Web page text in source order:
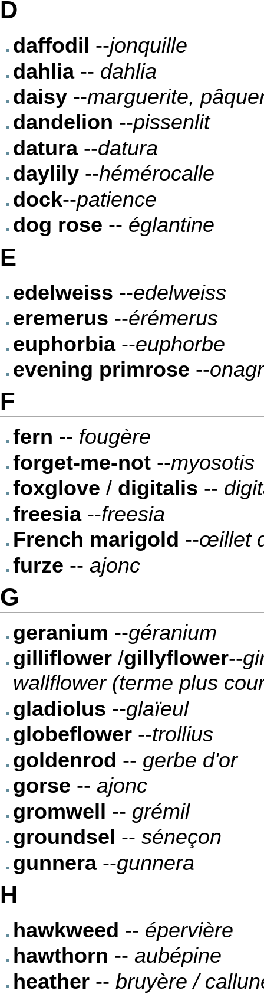
D
daffodil --jonquille
dahlia-- dahlia
daisy --marguerite,
dandelion --pissenlit
datura--datura
daylily --hémérocalle
dock--patience
dog rose -- églantine
E
edelweiss --edelweiss
eremerus --érémerus
euphorbia--euphorbe
evening primrose --
F
fern -- fougère
forget-me-not --myosotis
foxglove / digitalis --
freesia--freesia
French marigold --œillet
furze -- ajonc
G
geranium --géranium
gilliflower /gillyflower--
wallflower (terme plus
gladiolus --glaïeul
globeflower --trollius
goldenrod -- gerbe d'or
gorse -- ajonc
gromwell -- grémil
groundsel -- séneçon
gunnera--gunnera
H
hawkweed -- épervière
hawthorn -- aubépine
heather -- bruyère /